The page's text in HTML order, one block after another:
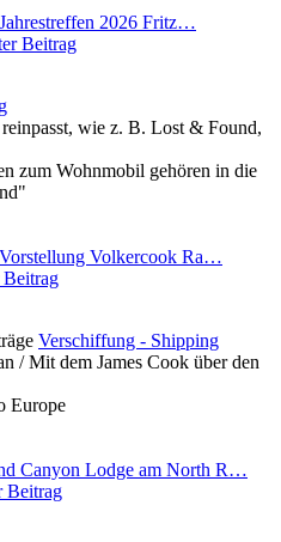
2026 Fritz…
Beitrag
wie z. B. Lost & Found,
zum Wohnmobil gehören in die
Volkercook Ra…
Beitrag
Verschiffung - Shipping
/ Mit dem James Cook über den
Europe
Canyon Lodge am North R…
Beitrag